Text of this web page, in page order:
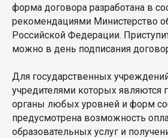
форма договора разработана в
рекомендациями Министерство
Российской Федерации.
можно в день подписания
Для государственных
учредителями которых являются
органы любых уровней и форм
предусмотрена возможность
образовательных услуг и